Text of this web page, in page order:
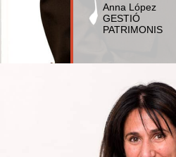
Anna López
GESTIÓ
PATRIMONIS